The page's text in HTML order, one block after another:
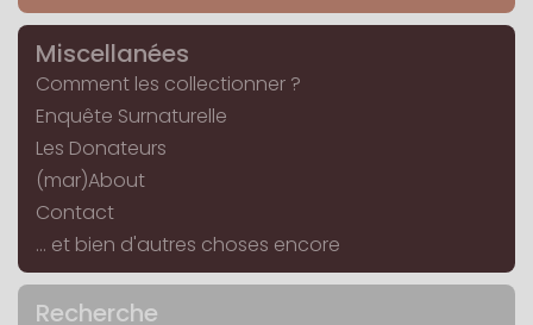
Miscellanées
Comment les collectionner ?
Enquête Surnaturelle
Les Donateurs
(mar)About
Contact
... et bien d'autres choses encore
Recherche